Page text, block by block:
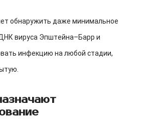
обнаружить даже минимальное
вируса Эпштейна–Барр и
инфекцию на любой стадии,